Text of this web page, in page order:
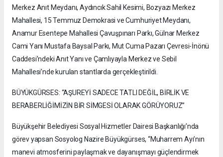
Merkez Anıt Meydanı, Aydıncık Sahil Kesimi, Bozyazı Merkez
Mahallesi, 15 Temmuz Demokrasi ve Cumhuriyet Meydanı,
Anamur Esentepe Mahallesi Çavuşpınarı Parkı, Gülnar Merkez
Cami Yanı Mustafa Baysal Parkı, Mut Cuma Pazarı Çevresi-İnönü
Caddesi’ndeki Anıt Yanı ve Çamlıyayla Merkez ve Sebil
Mahallesi’nde kurulan stantlarda gerçekleştirildi.
BÜYÜKGÜRSES: “AŞUREYİ SADECE TATLI DEĞİL, BİRLİK VE
BERABERLİĞİMİZİN BİR SİMGESİ OLARAK GÖRÜYORUZ”
Büyükşehir Belediyesi Sosyal Hizmetler Dairesi Başkanlığı’nda
görev yapsan Sosyolog Nazire Büyükgürses, “Muharrem Ayı’nın
manevi atmosferini paylaşmak ve dayanışmayı güçlendirmek